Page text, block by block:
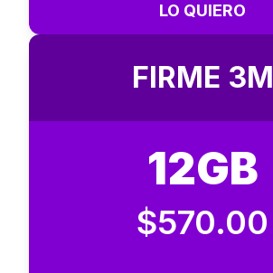
LO QUIERO
FIRME 3M
12GB
$570.00